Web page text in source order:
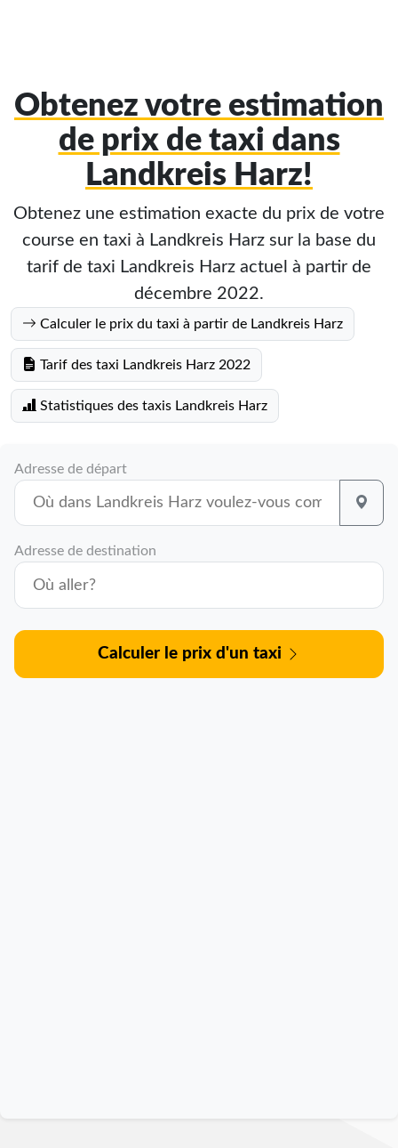
Obtenez votre estimation
de prix de taxi dans
Landkreis Harz!
Obtenez une estimation exacte du prix de votre
course en taxi à Landkreis Harz sur la base du
tarif de taxi Landkreis Harz actuel à partir de
décembre 2022.
Calculer le prix du taxi à partir de Landkreis Harz
Tarif des taxi Landkreis Harz 2022
Statistiques des taxis Landkreis Harz
Adresse de départ
Adresse de destination
Calculer le prix d'un taxi